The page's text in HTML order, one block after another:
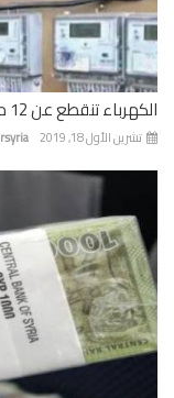
تنقطع عن 12 منطقة في دمشق غداً
emmarsyria الأول 18, 2019